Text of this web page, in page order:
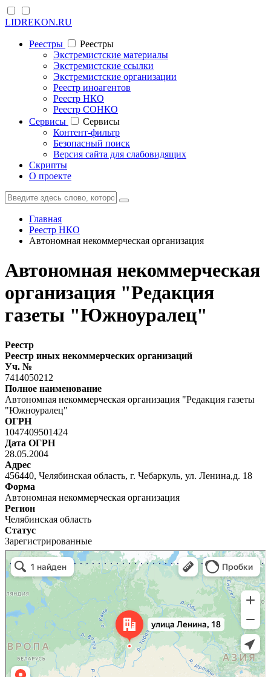
LIDREKON.RU
Реестры
Реестры
Экстремистские материалы
Экстремистские ссылки
Экстремистские организации
Реестр иноагентов
Реестр НКО
Реестр СОНКО
Cервисы
Cервисы
Контент-фильтр
Безопасный поиск
Версия сайта для слабовидящих
Скрипты
О проекте
Главная
Реестр НКО
Автономная некоммерческая организация
Автономная некоммерческая
организация "Редакция
газеты "Южноуралец"
Реестр
Реестр иных некоммерческих организаций
Уч. №
7414050212
Полное наименование
Автономная некоммерческая организация "Редакция газеты
"Южноуралец"
ОГРН
1047409501424
Дата ОГРН
28.05.2004
Адрес
456440, Челябинская область, г. Чебаркуль, ул. Ленина,д. 18
Форма
Автономная некоммерческая организация
Регион
Челябинская область
Статус
Зарегистрированные